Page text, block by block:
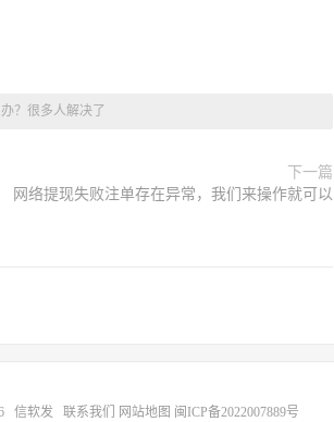
？很多人解决了
下一篇
网络提现失败注单存在异常，我们来操作就可以
信软发 联系我们 网站地图 闽ICP备2022007889号